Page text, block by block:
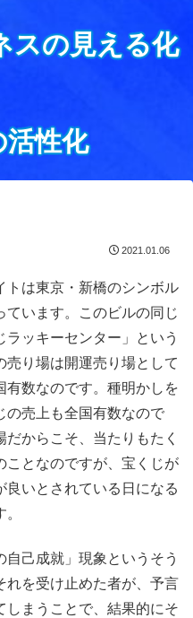
スの見える化
活性化
2021.01.06
トは東京・新橋のシンボル
ています。このビルの同じ
ッキーセンター」という
り場は開運売り場として
有数なのです。種明かしを
の売上も全国有数なので
からこそ、当たりもたく
ことなのですが、宝くじが
いとされている日になる
己成就」現象というそう
れを受け止めた者が、予言
しまうことで、結果的にそ